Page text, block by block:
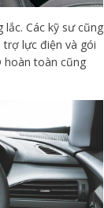
Các kỹ sư cũng
lực điện và gói
hoàn toàn cũng